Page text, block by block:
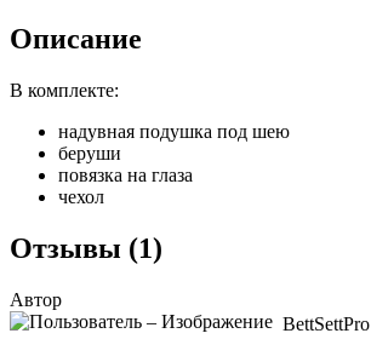
Описание
В комплекте:
надувная подушка под шею
беруши
повязка на глаза
чехол
Отзывы (1)
Автор
BettSettPro